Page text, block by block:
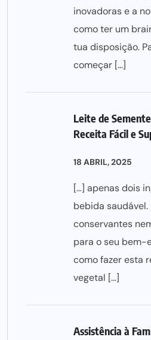
inovadoras e a
como ter um
tua disposição.
começar […]
Leite de
Receita Fácil e
18 ABRIL, 2025
[…] apenas dois
bebida saudável.
conservantes
para o seu bem-
como fazer esta
vegetal […]
Assistência à